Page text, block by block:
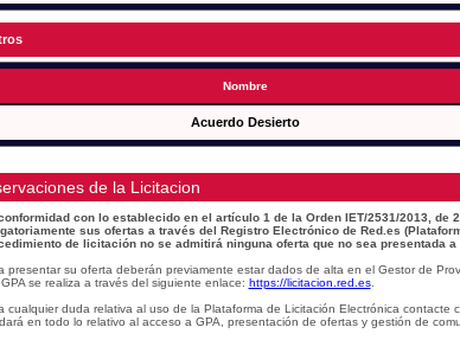
Nombre
Acuerdo Desierto
de la Licitacion
con lo establecido en el artículo 1 de la Orden IET/2531/2013,
sus ofertas a través del Registro Electrónico de Red.es
de licitación no se admitirá ninguna oferta que no sea presentada
presentar su oferta deberán previamente estar dados de alta en el Gestor de
se realiza a través del siguiente enlace: https://licitacion.red.es.
cualquier duda relativa al uso de la Plataforma de Licitación Electrónica contacte
en todo lo relativo al acceso a GPA, presentación de ofertas y gestión de